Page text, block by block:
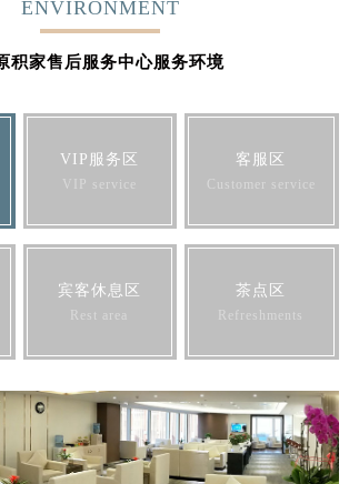
ENVIRONMENT
积家售后服务中心服务环境
VIP服务区
VIP service
客服区
Customer service
宾客休息区
Rest area
茶点区
Refreshments